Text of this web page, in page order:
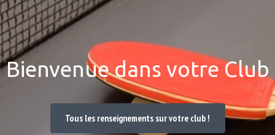
Bienvenue dans votre Club
Tous les renseignements sur votre club !